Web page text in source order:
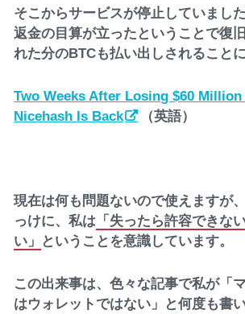
そこからサービスが停止していまし
返金の目算が立ったということで復
れた分のBTCも払い出しされることに
Two Weeks After Losing $60
Nicehash Is Back
（英語）
現在は何も問題ないので使えますが
っけに、私は 「失ったら許容できな
い」 ということを意識しています。
この出来事は、色々な記事で私が「
はウォレットではない」と何度も書